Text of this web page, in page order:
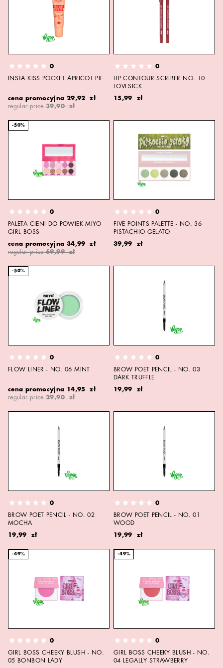
0
INSTA KISS POCKET APRICOT PIE
cena promocyjna 29,92 zł
regular price 39,90 zł
0
LIP CONTOUR SCRIBER NO. 10
LOVESICK
15,99 zł
-50%
0
PALETA CIENI DO POWIEK MIYO
GIRL BOSS
cena promocyjna 34,99 zł
regular price 69,99 zł
0
FIVE POINTS PALETTE - NO. 36
PISTACHIO GELATO
39,99 zł
-50%
0
FLOW LINER - NO. 06 MINT
cena promocyjna 14,95 zł
regular price 29,90 zł
0
BROW POET PENCIL - NO. 03
DARK TRUFFLE
19,99 zł
0
BROW POET PENCIL - NO. 02
MOCHA
19,99 zł
0
BROW POET PENCIL - NO. 01
WOOD
19,99 zł
-49%
0
GIRL BOSS CHEEKY BLUSH - NO.
05 BONBON LADY
-49%
0
GIRL BOSS CHEEKY BLUSH - NO.
04 LEGALLY STRAWBERRY